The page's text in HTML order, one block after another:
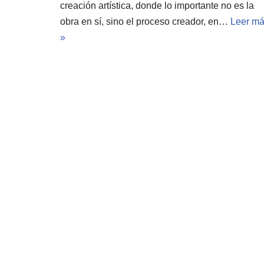
creación artística, donde lo importante no es la
obra en sí, sino el proceso creador, en… Leer
»